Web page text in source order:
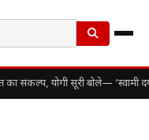
का संकल्प, योगी सूरी बोले—